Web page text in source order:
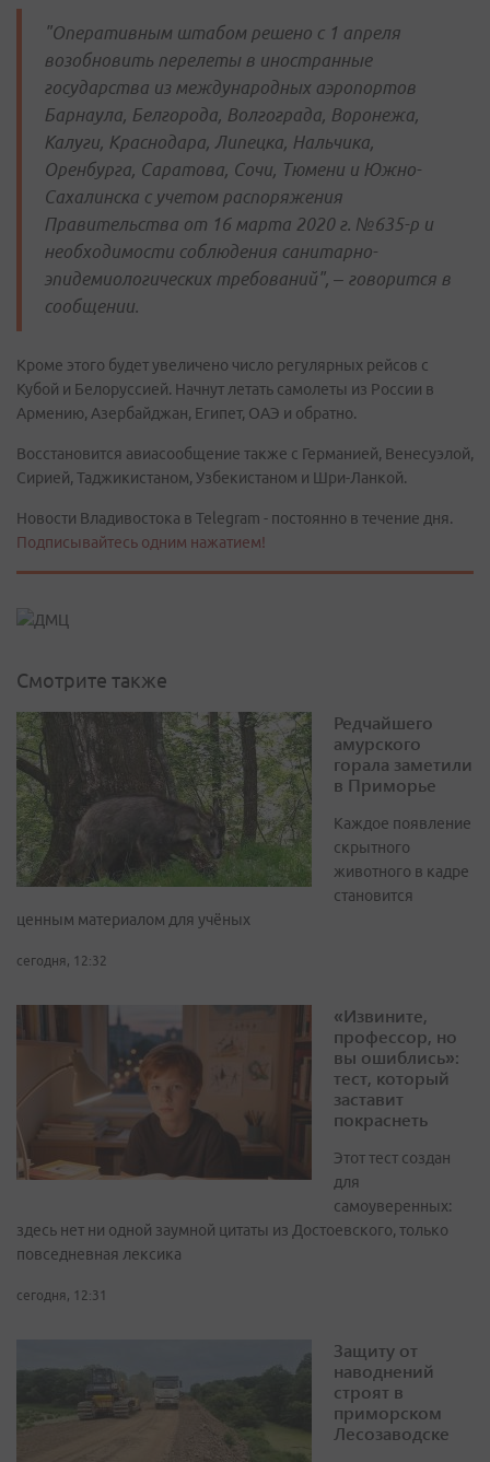
"Оперативным штабом решено с 1 апреля
возобновить перелеты в иностранные
государства из международных аэропортов
Барнаула, Белгорода, Волгограда, Воронежа,
Калуги, Краснодара, Липецка, Нальчика,
Оренбурга, Саратова, Сочи, Тюмени и Южно-
Сахалинска с учетом распоряжения
Правительства от 16 марта 2020 г. №635-р и
необходимости соблюдения санитарно-
эпидемиологических требований", – говорится в
сообщении.
Кроме этого будет увеличено число регулярных рейсов с
Кубой и Белоруссией. Начнут летать самолеты из России в
Армению, Азербайджан, Египет, ОАЭ и обратно.
Восстановится авиасообщение также с Германией, Венесуэлой,
Сирией, Таджикистаном, Узбекистаном и Шри-Ланкой.
Новости Владивостока в Telegram - постоянно в течение дня.
Подписывайтесь одним нажатием!
Смотрите также
Редчайшего
амурского
горала заметили
в Приморье
Каждое появление
скрытного
животного в кадре
становится
ценным материалом для учёных
сегодня, 12:32
«Извините,
профессор, но
вы ошиблись»:
тест, который
заставит
покраснеть
Этот тест создан
для
самоуверенных:
здесь нет ни одной заумной цитаты из Достоевского, только
повседневная лексика
сегодня, 12:31
Защиту от
наводнений
строят в
приморском
Лесозаводске